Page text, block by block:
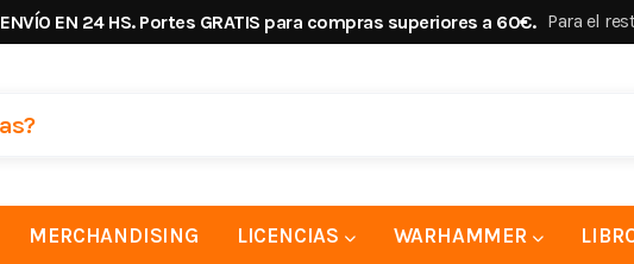
ENVÍO EN 24 HS. Portes GRATIS para compras superiores a 60€. Para el
MERCHANDISING LICENCIAS WARHAMMER